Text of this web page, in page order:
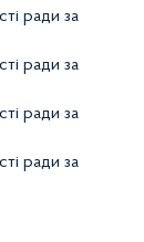
ради за
ради за
ради за
ради за